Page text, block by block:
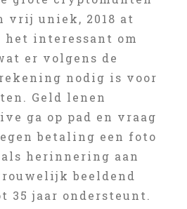
vrij uniek, 2018 at
het interessant om
er volgens de
nodig is voor
Geld lenen
ga op pad en vraag
betaling een foto
herinnering aan
beeldend
35 jaar ondersteunt.